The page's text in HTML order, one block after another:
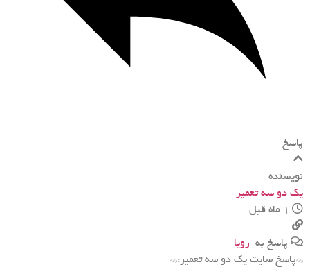
پاسخ
نویسنده
یک دو سه تعمیر
پاسخ به رویا
**پاسخ سایت یک دو سه تعمیر:**